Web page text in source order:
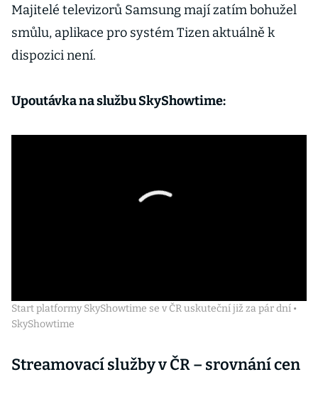
Majitelé televizorů Samsung mají zatím bohužel
smůlu, aplikace pro systém Tizen aktuálně k
dispozici není.
Upoutávka na službu SkyShowtime:
Start platformy SkyShowtime se v ČR uskuteční již za pár dní •
SkyShowtime
Streamovací služby v ČR – srovnání cen